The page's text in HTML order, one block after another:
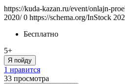
https://kuda-kazan.ru/event/onlajn-
2020/ 0 https://schema.org/InStock
Бесплатно
5+
Я пойду
1 нравится
33 просмотра